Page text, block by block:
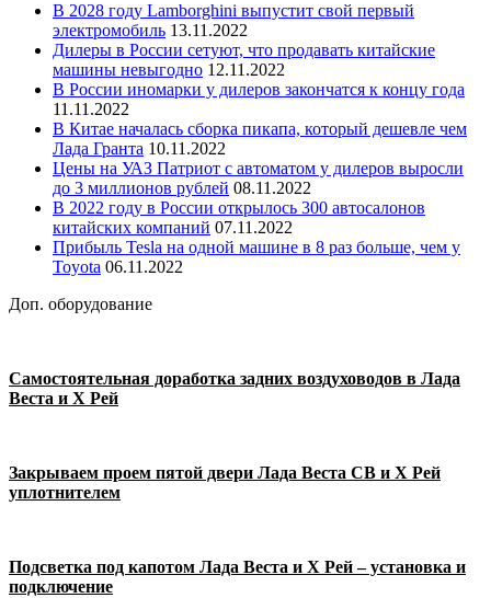
В 2028 году Lamborghini выпустит свой первый
электромобиль 13.11.2022
Дилеры в России сетуют, что продавать китайские
машины невыгодно 12.11.2022
В России иномарки у дилеров закончатся к концу года
11.11.2022
В Китае началась сборка пикапа, который дешевле чем
Лада Гранта 10.11.2022
Цены на УАЗ Патриот с автоматом у дилеров выросли
до 3 миллионов рублей 08.11.2022
В 2022 году в России открылось 300 автосалонов
китайских компаний 07.11.2022
Прибыль Tesla на одной машине в 8 раз больше, чем у
Toyota 06.11.2022
Доп. оборудование
Самостоятельная доработка задних воздуховодов в Лада
Веста и Х Рей
Закрываем проем пятой двери Лада Веста СВ и Х Рей
уплотнителем
Подсветка под капотом Лада Веста и Х Рей – установка и
подключение